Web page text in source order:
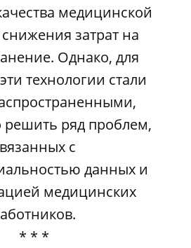
медицинской
затрат на
Однако, для
технологии стали
ряд проблем,
с
данных и
медицинских
* * *